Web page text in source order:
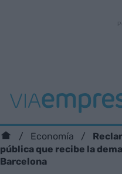
Economía
pública que recibe la
Barcelona